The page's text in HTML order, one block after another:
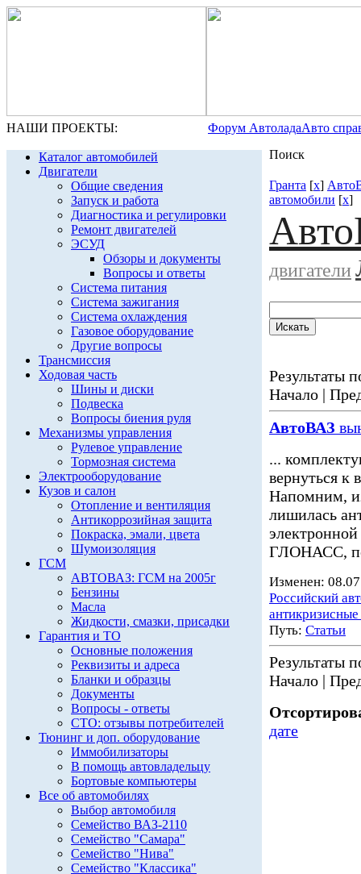
НАШИ ПРОЕКТЫ: Форум АвтоладаАвто
Каталог автомобилей
Двигатели
Общие сведения
Запуск и работа
Диагностика и регулировки
Ремонт двигателей
ЭСУД
Обзоры и документы
Вопросы и ответы
Система питания
Система зажигания
Система охлаждения
Газовое оборудование
Другие вопросы
Трансмиссия
Ходовая часть
Шины и диски
Подвеска
Вопросы биения руля
Механизмы управления
Рулевое управление
Тормозная система
Электрооборудование
Кузов и салон
Отопление и вентиляция
Антикоррозийная защита
Покраска, эмали, цвета
Шумоизоляция
ГСМ
АВТОВАЗ: ГСМ на 2005г
Бензины
Масла
Жидкости, смазки, присадки
Гарантия и ТО
Основные положения
Реквизиты и адреса
Бланки и образцы
Документы
Вопросы - ответы
СТО: отзывы потребителей
Тюнинг и доп. оборудование
Иммобилизаторы
В помощь автовладельцу
Бортовые компьютеры
Все об автомобилях
Выбор автомобиля
Семейство ВАЗ-2110
Семейство "Самара"
Семейство "Нива"
Семейство "Классика"
Поиск
Гранта [x]
автомобили [x]
двигатели
Результаты
Начало |
АвтоВАЗ
...
вернуться к
Напомним,
лишилась
ГЛОНАСС,
Изменен:
Российский
Путь: Статьи
Результаты
Начало |
дате